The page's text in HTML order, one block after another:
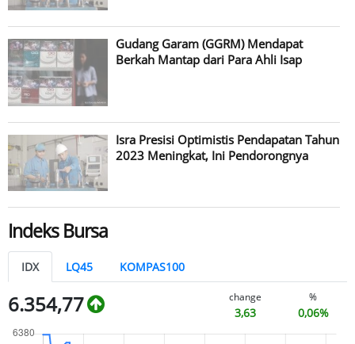
Gudang Garam (GGRM) Mendapat
Berkah Mantap dari Para Ahli Isap
Isra Presisi Optimistis Pendapatan Tahun
2023 Meningkat, Ini Pendorongnya
Indeks Bursa
IDX LQ45 KOMPAS100
6.354,77 change
3,63
%
0,06%